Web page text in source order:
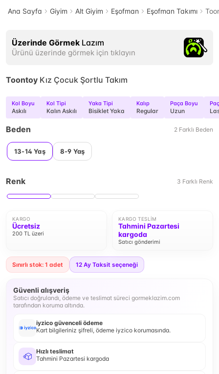
Ana Sayfa Giyim Alt Giyim Eşofman Eşofman Takımı
Üzerinde Görmek Lazım
Ürünü üzerinde görmek için tıklayın
Toontoy Kız Çocuk Şortlu Takım
Kol Boyu
Askılı
Kol Tipi
Kalın Askılı
Yaka Tipi
Bisiklet Yaka
Kalıp
Regular
Paça Boyu
Uzun
Beden 2 Farklı Beden
13-14 Yaş 8-9 Yaş
Renk 3 Farklı Renk
KARGO
Ücretsiz
200 TL üzeri
KARGO TESLIM
Tahmini Pazartesi
kargoda
Satıcı gönderimi
Sınırlı stok: 1 adet 12 Ay Taksit seçeneği
Güvenli alışveriş
Satıcı doğrulandı, ödeme ve teslimat süreci gormeklazim.com
tarafından koruma altında.
iyzico güvenceli ödeme
Kart bilgileriniz şifreli, ödeme iyzico korumasında.
Hızlı teslimat
Tahmini Pazartesi kargoda